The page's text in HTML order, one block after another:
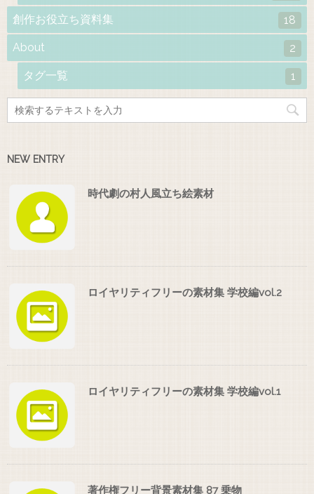
創作お役立ち資料集 18
About 2
タグ一覧 1
NEW ENTRY
時代劇の村人風立ち絵素材
ロイヤリティフリーの素材集 学校編vol.2
ロイヤリティフリーの素材集 学校編vol.1
著作権フリー背景素材集 87 乗物